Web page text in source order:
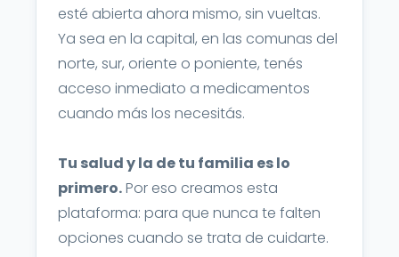
esté abierta ahora mismo, sin vueltas.
Ya sea en la capital, en las comunas del
norte, sur, oriente o poniente, tenés
acceso inmediato a medicamentos
cuando más los necesitás.
Tu salud y la de tu familia es lo
primero.Por eso creamos esta
plataforma: para que nunca te falten
opciones cuando se trata de cuidarte.